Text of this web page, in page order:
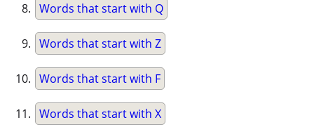
Words that start with Q
Words that start with Z
Words that start with F
Words that start with X